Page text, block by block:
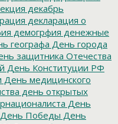
декабрь
декларация о
демогрфия денежные
географа День города
защитника Отечества
День Конституции РФ
День медицинского
день открытых
День
День Победы День